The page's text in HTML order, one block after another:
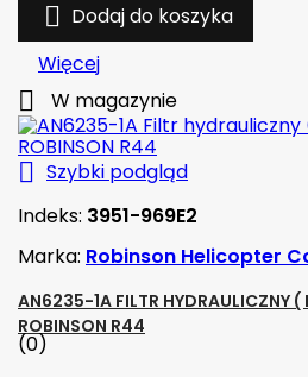
 Dodaj do koszyka
Więcej
 W magazynie
 Szybki podgląd
Indeks: 3951-969E2
Marka: Robinson Helicopter
AN6235-1A FILTR HYDRAULICZNY (
ROBINSON R44
(0)